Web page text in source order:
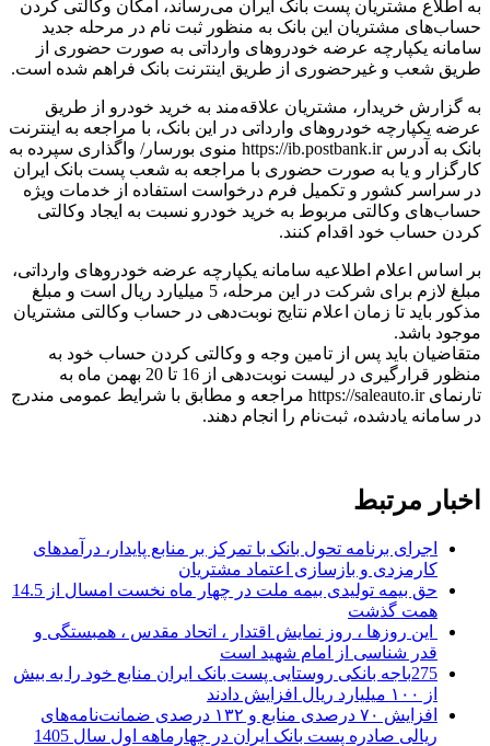
به اطلاع مشتریان پست بانک ایران می‌رساند، امکان وکالتی‌‌‌ کردن
حساب‌‌‌‌های مشتریان این بانک به‌‌‌ منظور ثبت ‌‌‌نام در مرحله جدید
سامانه یکپارچه عرضه خودروهای وارداتی به ‌‌‌صورت حضوری از
طریق شعب و غیرحضوری از طریق اینترنت بانک فراهم شده است.
به گزارش خریدار، مشتریان علاقه‌مند به خرید خودرو از طریق
عرضه یکپارچه خودروهای وارداتی در این بانک، با مراجعه به اینترنت
بانک به آدرس https://ib.postbank.ir منوی بورسار/ واگذاری سپرده به
کارگزار و یا به صورت حضوری با مراجعه به شعب پست بانک ایران
در سراسر کشور و تکمیل فرم درخواست استفاده از خدمات ویژه
حساب‌های وکالتی مربوط به خرید خودرو نسبت به ایجاد وکالتی
کردن حساب خود اقدام کنند.
بر اساس اعلام اطلاعیه سامانه یکپارچه عرضه خودروهای وارداتی،
مبلغ لازم برای شرکت در این مرحله، 5 میلیارد ریال است و مبلغ
مذکور باید تا زمان اعلام نتایج نوبت‌‌‌دهی در حساب وکالتی مشتریان
موجود باشد.
متقاضیان باید پس از تامین وجه و وکالتی‌‌‌ کردن حساب خود به
‌‌‌منظور قرارگیری در لیست نوبت‌‌‌‌دهی از 16 تا 20 بهمن ماه به
تارنمای https://saleauto.ir مراجعه و مطابق با شرایط عمومی مندرج
در سامانه یادشده، ثبت‌‌‌نام را انجام دهند.
اخبار مرتبط
اجرای برنامه تحول بانک با تمرکز بر منابع پایدار، درآمدهای
کارمزدی و بازسازی اعتماد مشتریان
حق بیمه تولیدی بیمه ملت در چهار ماه نخست امسال از 14.5
همت گذشت
این روزها ، روز نمایش اقتدار ، اتحاد مقدس ، همبستگی و
قدر شناسی از امام شهید است
275باجه بانکی روستایی پست بانک ایران منابع خود را به بیش
از ۱۰۰ میلیارد ریال افزایش دادند
افزایش ۷۰ درصدی منابع و ۱۳۲ درصدی ضمانت‌نامه‌های
ریالی صادره پست بانک ایران در چهارماهه اول سال 1405